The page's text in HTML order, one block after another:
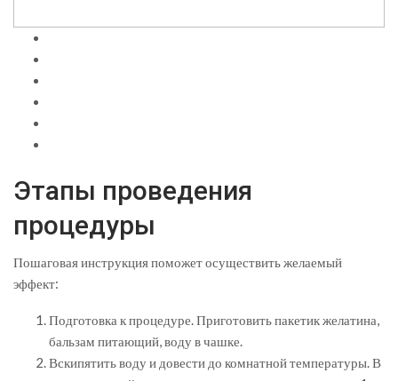
Этапы проведения
процедуры
Пошаговая инструкция поможет осуществить желаемый
эффект:
Подготовка к процедуре. Приготовить пакетик желатина,
бальзам питающий, воду в чашке.
Вскипятить воду и довести до комнатной температуры. В